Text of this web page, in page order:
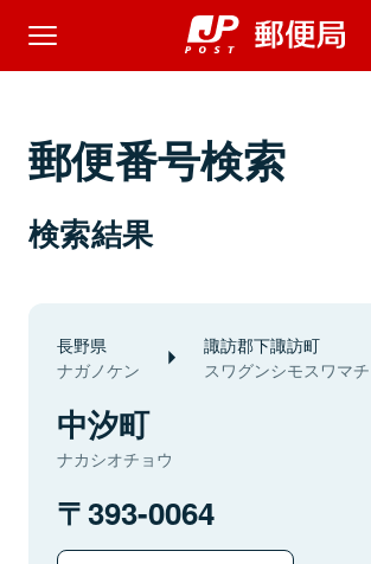
郵便番号検索
検索結果
長野県
ナガノケン
諏訪郡下諏訪町
スワグンシモスワマチ
中汐町
ナカシオチョウ
393-0064